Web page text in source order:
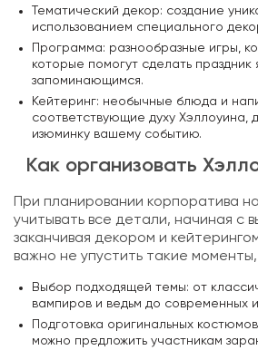
Тематический декор: создание
использованием специального
Программа: разнообразные игры,
которые помогут сделать праздник
запоминающимся.
Кейтеринг: необычные блюда и
соответствующие духу Хэллоуина,
изюминку вашему событию.
Как организовать
При планировании корпоратива
учитывать все детали, начиная с
заканчивая декором и
важно не упустить такие моменты,
Выбор подходящей темы: от
вампиров и ведьм до современных
Подготовка оригинальных
можно предложить участникам